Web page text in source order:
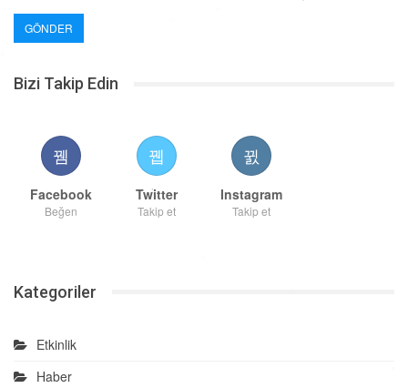
Bizi Takip Edin
Facebook
Beğen
Twitter
Takip et
Instagram
Takip et
Kategoriler
Etkinlik
Haber